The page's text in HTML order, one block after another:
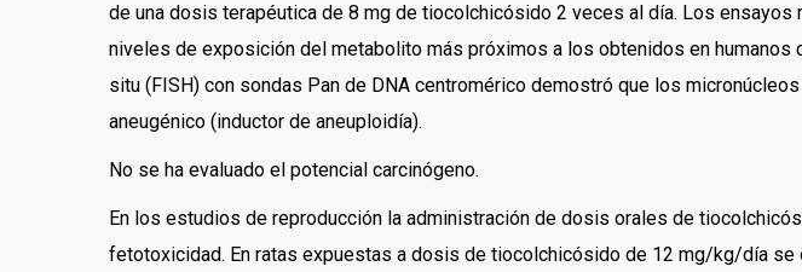
de una dosis terapéutica de 8 mg de tiocolchicósido 2 veces al día. Los
niveles de exposición del metabolito más próximos a los obtenidos en
situ (FISH) con sondas Pan de DNA centromérico demostró que los
aneugénico (inductor de aneuploidía).
No se ha evaluado el potencial carcinógeno.
En los estudios de reproducción la administración de dosis orales de
fetotoxicidad. En ratas expuestas a dosis de tiocolchicósido de 12 mg/kg/día